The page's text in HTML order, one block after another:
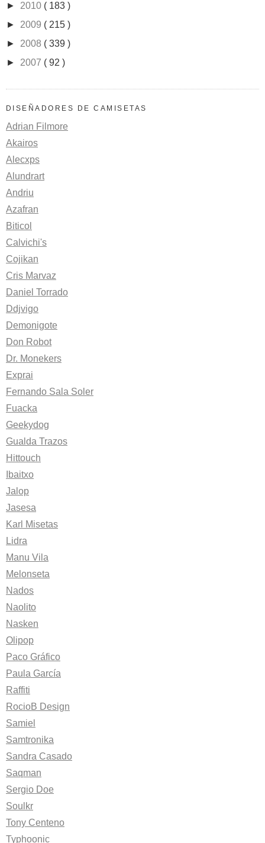
► 2010 ( 183 )
► 2009 ( 215 )
► 2008 ( 339 )
► 2007 ( 92 )
DISEÑADORES DE CAMISETAS
Adrian Filmore
Akairos
Alecxps
Alundrart
Andriu
Azafran
Biticol
Calvichi's
Cojikan
Cris Marvaz
Daniel Torrado
Ddjvigo
Demonigote
Don Robot
Dr. Monekers
Exprai
Fernando Sala Soler
Fuacka
Geekydog
Gualda Trazos
Hittouch
Ibaitxo
Jalop
Jasesa
Karl Misetas
Lidra
Manu Vila
Melonseta
Nados
Naolito
Nasken
Olipop
Paco Gráfico
Paula García
Raffiti
RocioB Design
Samiel
Samtronika
Sandra Casado
Saqman
Sergio Doe
Soulkr
Tony Centeno
Typhoonic